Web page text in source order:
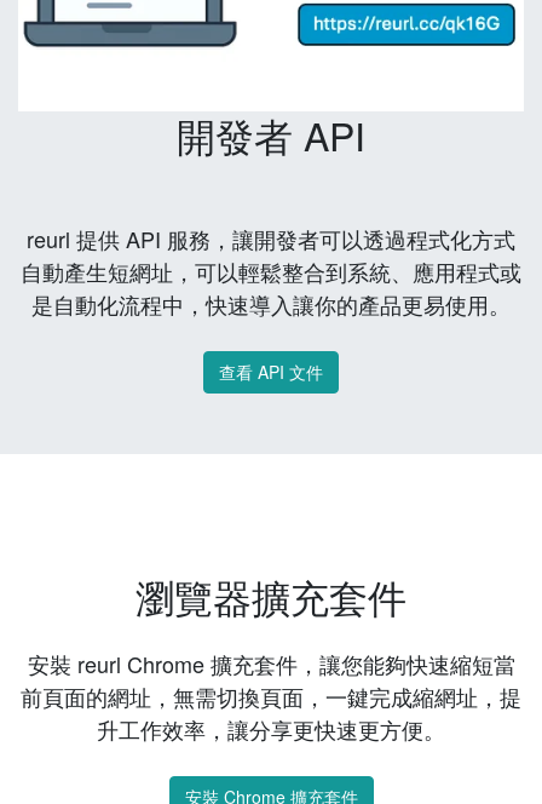
開發者 API
reurl 提供 API 服務，讓開發者可以透過程式化方式
自動產生短網址，可以輕鬆整合到系統、應用程式或
是自動化流程中，快速導入讓你的產品更易使用。
查看 API 文件
瀏覽器擴充套件
安裝 reurl Chrome 擴充套件，讓您能夠快速縮短當
前頁面的網址，無需切換頁面，一鍵完成縮網址，提
升工作效率，讓分享更快速更方便。
安裝 Chrome 擴充套件